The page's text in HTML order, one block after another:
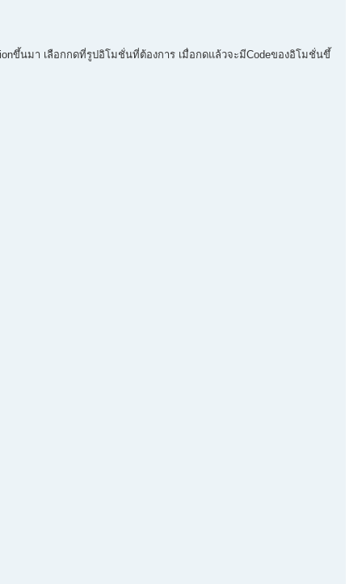
ขึ้นมา เลือกกดที่รูปอิโมชั่นที่ต้องการ เมื่อกดแล้วจะมีCodeของอิโมชั่นขึ้